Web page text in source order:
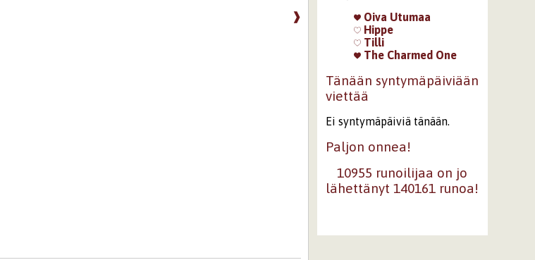
❱
Oiva Utumaa
Hippe
Tilli
The Charmed One
Tänään syntymäpäiviään
viettää
Ei syntymäpäiviä tänään.
Paljon onnea!
10955 runoilijaa on jo
lähettänyt 140161 runoa!